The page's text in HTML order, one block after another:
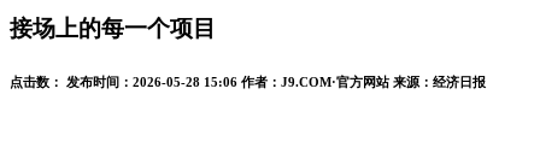
接场上的每一个项目
点击数： 发布时间： 2026-05-28 15:06 作者： J9.COM·官方网站 来源： 经济日报